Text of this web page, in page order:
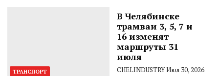
ТРАНСПОРТ
В Челябинске
трамваи 3, 5, 7 и
16 изменят
маршруты 31
июля
CHELINDUSTRYИюл 30, 2026